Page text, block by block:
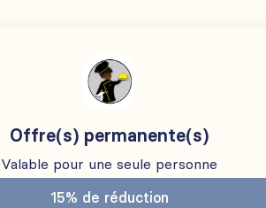
Offre(s) permanente(s)
Valable pour une seule personne
15% de réduction